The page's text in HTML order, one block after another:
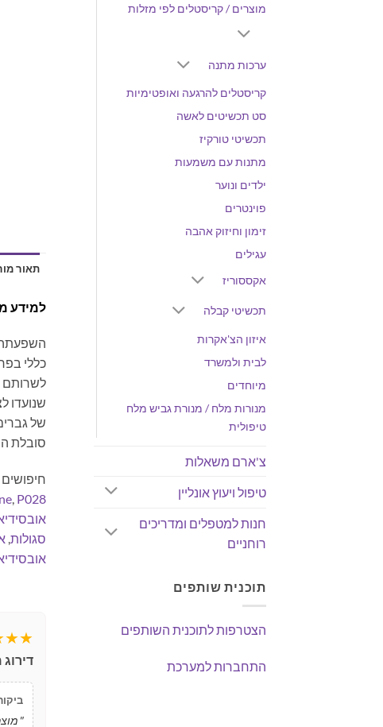
מוצרים / קריסטלים לפי מזלות
ערכות מתנה
קריסטלים להרגעה ואופטימיות
סט תכשיטים לאשה
תכשיטי טורקיז
מתנות עם משמעות
ילדים ונוער
פוינטרים
זימון וחיזוק אהבה
עגילים
אקססוריז
תכשיטי קבלה
איזון הצ'אקרות
לבית ולמשרד
מיוחדים
מנורות מלח / מנורת גביש מלח
טיפולית
צ'ארם משאלות
טיפול ויעוץ אונליין
חנות למטפלים ומדריכים
רוחניים
תוכנית שותפים
הצטרפות לתוכנית השותפים
התחברות למערכת
תאור
למידע
השפעתה
כללי
לשרותם
שנועדו
של
סובלת
, P028
סגולות,